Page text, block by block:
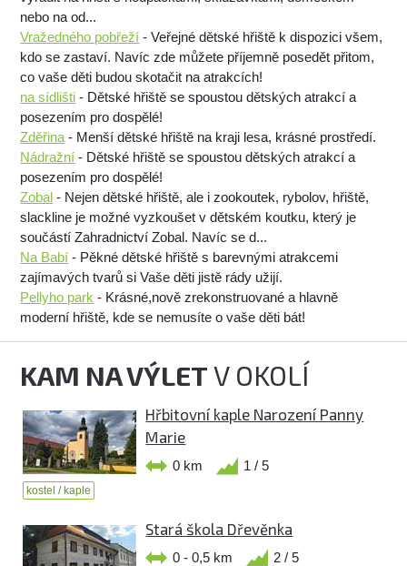
nebo na od...
Vražedného pobřeží - Veřejné dětské hřiště k dispozici všem,
kdo se zastaví. Navíc zde můžete příjemně posedět přitom,
co vaše děti budou skotačit na atrakcích!
na sídlišti - Dětské hřiště se spoustou dětských atrakcí a
posezením pro dospělé!
Zděřina - Menší dětské hřiště na kraji lesa, krásné prostředí.
Nádražní - Dětské hřiště se spoustou dětských atrakcí a
posezením pro dospělé!
Zobal - Nejen dětské hřiště, ale i zookoutek, rybolov, hřiště,
slackline je možné vyzkoušet v dětském koutku, který je
součástí Zahradnictví Zobal. Navíc se d...
Na Babí - Pěkné dětské hřiště s barevnými atrakcemi
zajímavých tvarů si Vaše děti jistě rády užijí.
Pellyho park - Krásné,nově zrekonstruované a hlavně
moderní hřiště, kde se nemusíte o vaše děti bát!
KAM NA VÝLETV OKOLÍ
Hřbitovní kaple Narození Panny
Marie
0 km 1 / 5
kostel / kaple
Stará škola Dřevěnka
0 - 0,5 km 2 / 5